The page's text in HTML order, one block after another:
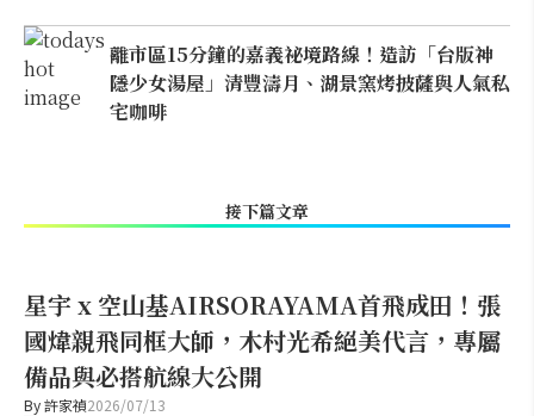
離市區15分鐘的嘉義祕境路線！造訪「台版神
隱少女湯屋」清豐濤月、湖景窯烤披薩與人氣私
宅咖啡
接下篇文章
星宇 x 空山基AIRSORAYAMA首飛成田！張
國煒親飛同框大師，木村光希絕美代言，專屬
備品與必搭航線大公開
By許家禎2026/07/13